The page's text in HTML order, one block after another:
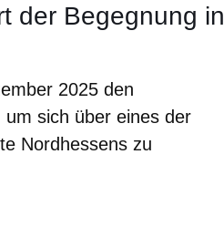
der Begegnung in
2025 den
sich über eines der
Nordhessens zu